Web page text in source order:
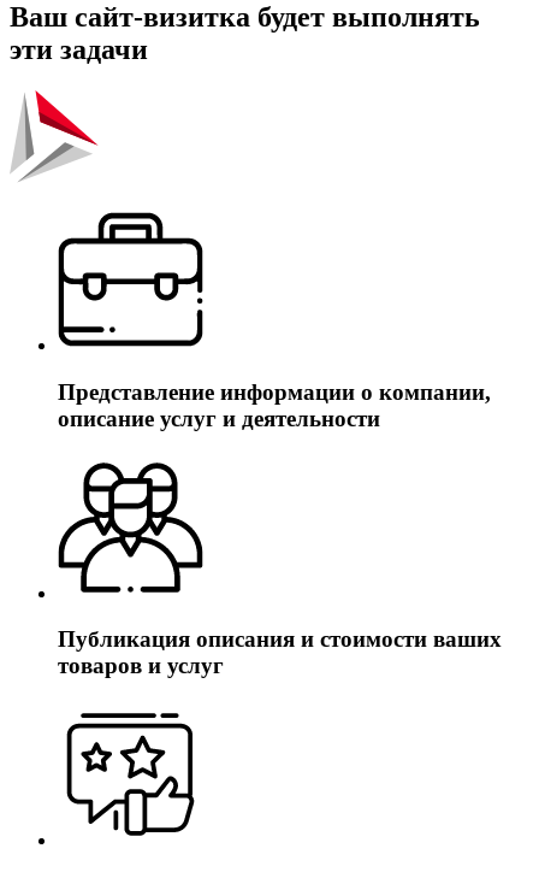
Ваш сайт-визитка будет выполнять
эти задачи
Представление информации о компании,
описание услуг и деятельности
Публикация описания и стоимости ваших
товаров и услуг